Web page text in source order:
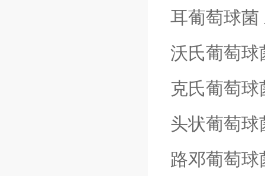
耳葡萄球菌
沃氏葡萄球
克氏葡萄球
头状葡萄球
路邓葡萄球